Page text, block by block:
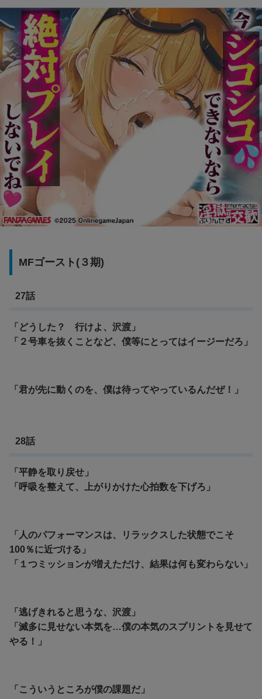
MFゴースト(３期)
27話
「どうした？ 行けよ、沢渡」
「２号車を抜くことなど、僕等にとってはイージーだろ」
「君が先に動くのを、僕は待ってやっているんだぜ！」
28話
「平静を取り戻せ」
「呼吸を整えて、上がりかけた心拍数を下げろ」
「人のパフォーマンスは、リラックスした状態でこそ
100％に近づける」
「１つミッションが増えただけ、結果は何も変わらない」
「逃げきれると思うな、沢渡」
「滅多に見せない本気を…僕の本気のスプリントを見せて
やる！」
「こういうところが僕の課題だ」